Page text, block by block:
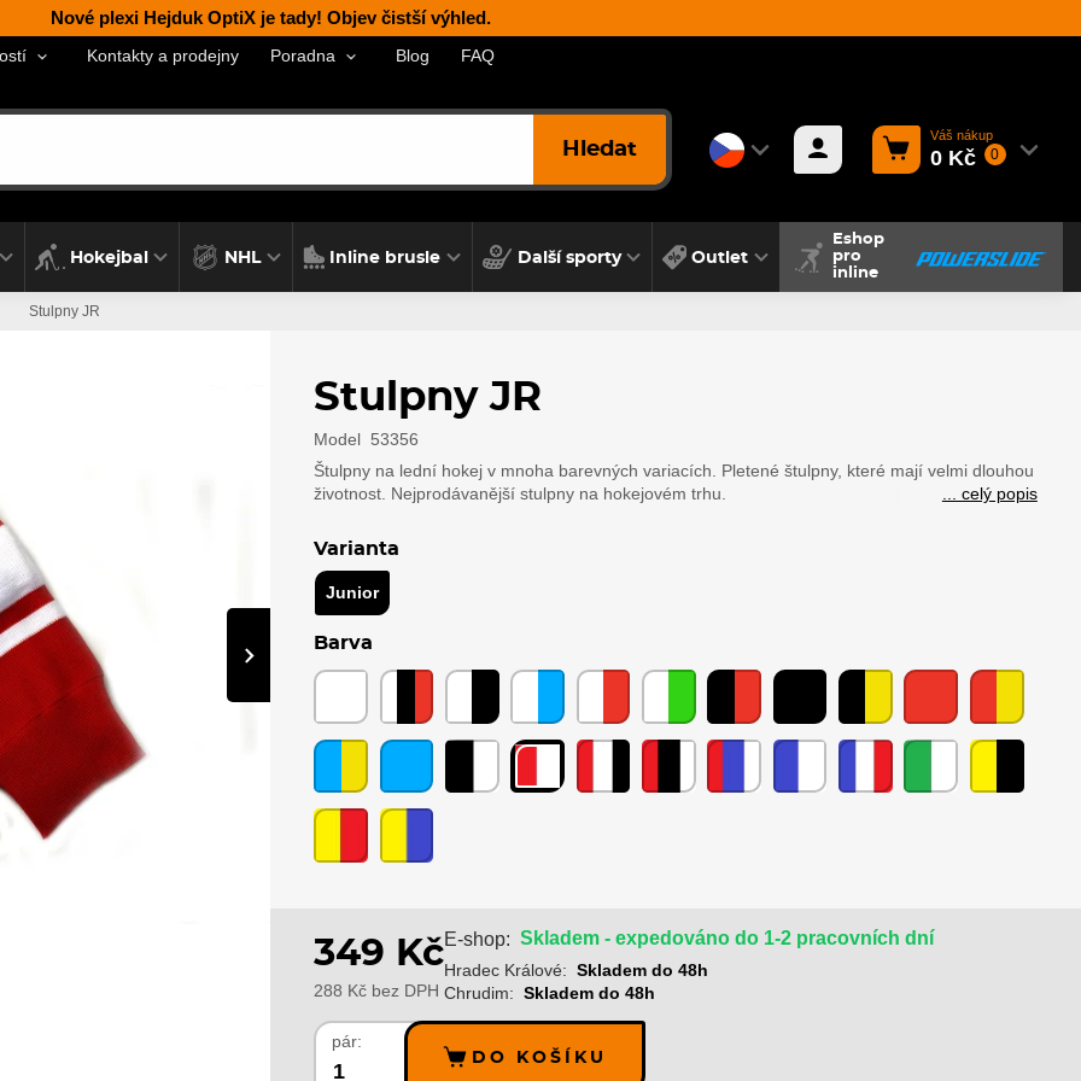
Nové plexi Hejduk OptiX je tady! Objev čistší výhled.
Kontakty a prodejny Poradna Blog FAQ
Hledat
Váš nákup
0 Kč 0
Hokejbal NHL Inline brusle Další sporty Outlet
Eshop
pro
inline
Stulpny JR
›
Stulpny JR
Model 53356
Štulpny na lední hokej v mnoha barevných variacích. Pletené štulpny, které mají velmi dlouhou
životnost. Nejprodávanější stulpny na hokejovém trhu.
... celý popis
Varianta
Junior
Barva
349 Kč
288 Kč bez DPH
E-shop: Skladem - expedováno do 1-2 pracovních dní
Hradec Králové: Skladem do 48h
Chrudim: Skladem do 48h
pár:
DO KOŠÍKU